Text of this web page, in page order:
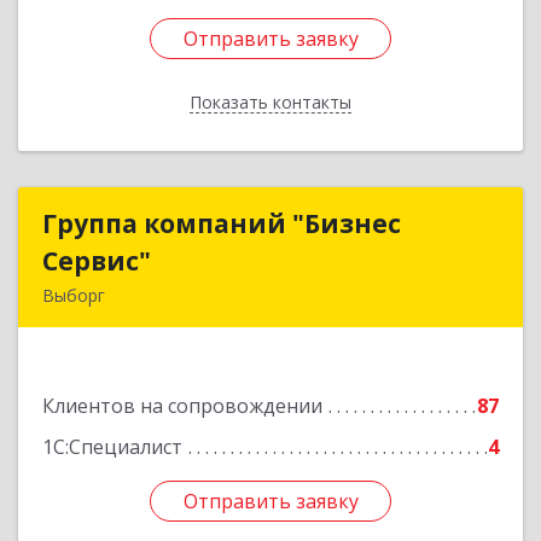
Отправить заявку
Показать контакты
Отправить заявку
Назад
Группа компаний "Бизнес
Сервис"
Выборг
Клиентов на сопровождении
87
1С:Специалист
4
Отправить заявку
Группа компаний "Бизнес
Подробнее
Отправить заявку